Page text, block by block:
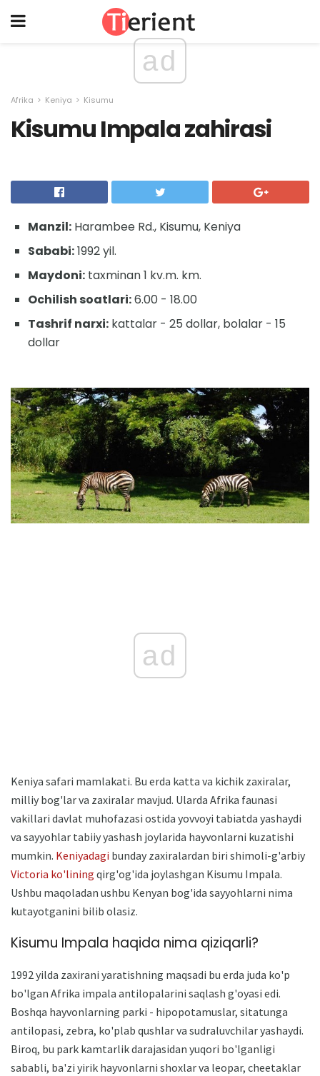
ad
Afrika Keniya Kisumu
Kisumu Impala zahirasi
Manzil: Harambee Rd., Kisumu, Keniya
Sababi:1992 yil.
Maydoni: taxminan 1 kv.m. km.
Ochilish soatlari:6.00 - 18.00
Tashrif narxi: kattalar - 25 dollar, bolalar - 15
dollar
ad
Keniya safari mamlakati. Bu erda katta va kichik zaxiralar,
milliy bog'lar va zaxiralar mavjud. Ularda Afrika faunasi
vakillari davlat muhofazasi ostida yovvoyi tabiatda yashaydi
va sayyohlar tabiiy yashash joylarida hayvonlarni kuzatishi
mumkin. Keniyadagi bunday zaxiralardan biri shimoli-g'arbiy
Victoria ko'lining qirg'og'ida joylashgan Kisumu Impala.
Ushbu maqoladan ushbu Kenyan bog'ida sayyohlarni nima
kutayotganini bilib olasiz.
Kisumu Impala haqida nima qiziqarli?
1992 yilda zaxirani yaratishning maqsadi bu erda juda ko'p
bo'lgan Afrika impala antilopalarini saqlash g'oyasi edi.
Boshqa hayvonlarning parki - hipopotamuslar, sitatunga
antilopasi, zebra, ko'plab qushlar va sudraluvchilar yashaydi.
Biroq, bu park kamtarlik darajasidan yuqori bo'lganligi
sababli, ba'zi yirik hayvonlarni shoxlar va leopar, cheetaklar